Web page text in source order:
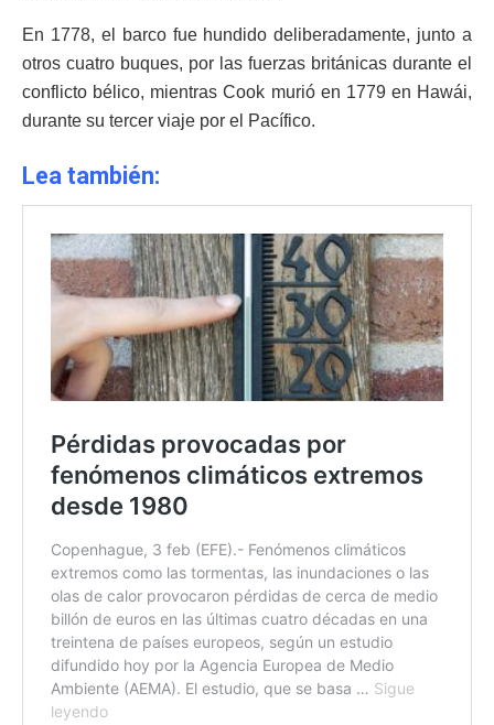
En 1778, el barco fue hundido deliberadamente, junto a
otros cuatro buques, por las fuerzas británicas durante el
conflicto bélico, mientras Cook murió en 1779 en Hawái,
durante su tercer viaje por el Pacífico.
Lea también: